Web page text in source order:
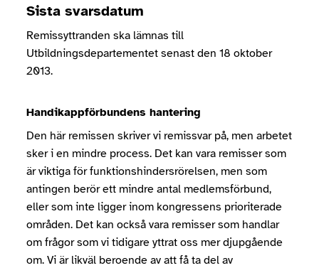
Sista svarsdatum
Remissyttranden ska lämnas till
Utbildningsdepartementet senast den 18 oktober
2013.
Handikappförbundens hantering
Den här remissen skriver vi remissvar på, men arbetet
sker i en mindre process. Det kan vara remisser som
är viktiga för funktionshindersrörelsen, men som
antingen berör ett mindre antal medlemsförbund,
eller som inte ligger inom kongressens prioriterade
områden. Det kan också vara remisser som handlar
om frågor som vi tidigare yttrat oss mer djupgående
om. Vi är likväl beroende av att få ta del av